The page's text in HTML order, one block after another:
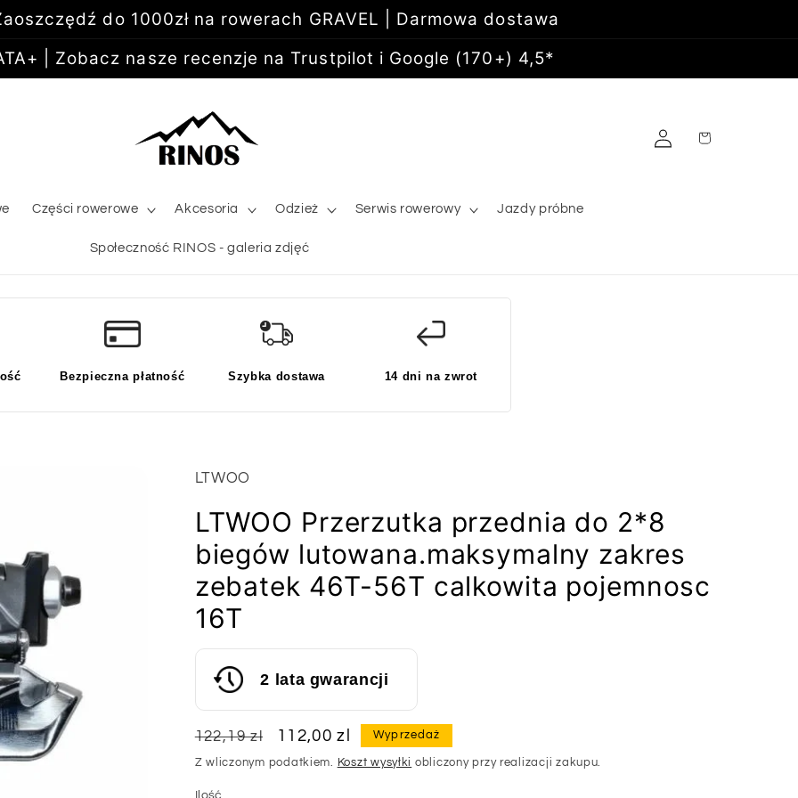
do 1000zł na rowerach GRAVEL | Darmowa dostawa
| Zobacz nasze recenzje na Trustpilot i Google (170+) 4,5*
Części rowerowe Akcesoria Odzież Serwis rowerowy Jazdy próbne
Społeczność RINOS - galeria zdjęć
Zaloguj
się
Koszyk
Bezpieczna płatność Szybka dostawa 14 dni na zwrot
LTWOO
LTWOO Przerzutka przednia do 2*8
biegów lutowana.maksymalny zakres
zebatek 46T-56T calkowita pojemnosc
16T
2 lata gwarancji
Cena
regularna
122,19 zl
Cena
sprzedaży
112,00 zl Wyprzedaż
Z wliczonym podatkiem. Koszt wysyłki obliczony przy realizacji zakupu.
Ilość